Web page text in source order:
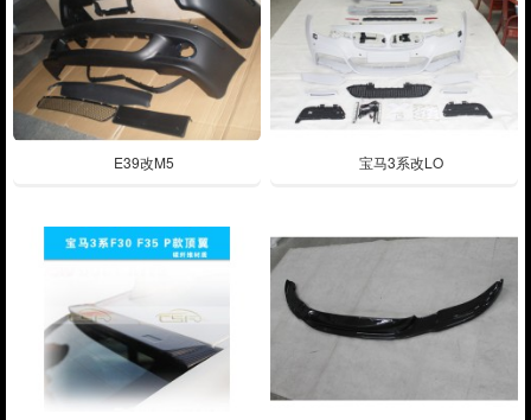
E39改M5 宝马3系改LO